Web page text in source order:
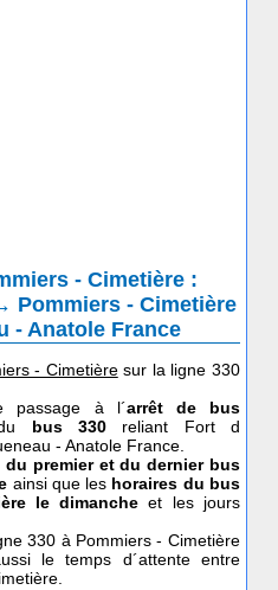
- Cimetière :
Pommiers - Cimetière
- Anatole France
- Cimetièresur la ligne 330
passage à l´arrêt de bus
bus 330reliant Fort d
- Anatole France.
du premier et du dernier bus
ainsi que les horaires du bus
le dimanche et les jours
330 à Pommiers - Cimetière
le temps d´attente entre